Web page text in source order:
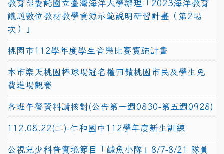
教育部委託國立臺灣海洋大學辦理「2023海洋教育
議題數位教材教學資源示範說明研習計畫（第2場
次）」
桃園市112學年度學生音樂比賽實施計畫
本市樂天桃園棒球場冠名權回饋桃園市民及學生免
費進場觀賽
各班午餐資料請核對(公告第一週0830-第五週0928)
112.08.22(二)-仁和國中112學年度新生訓練
公視兒少科普實境節目「鹹魚小隊」8/7-8/21 隊員